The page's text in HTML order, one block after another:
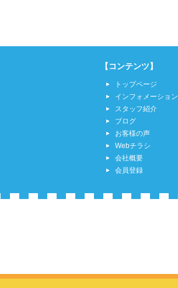
【コンテンツ】
トップページ
インフォメーション
スタッフ紹介
ブログ
お客様の声
Webチラシ
会社概要
会員登録